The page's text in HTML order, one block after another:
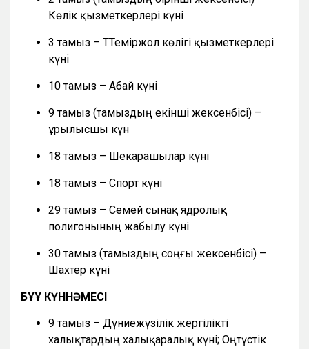
Көлік қызметкерлері күні
3 тамыз – ТТеміржол көлігі қызметкерлері
күні
10 тамыз – Абай күні
9 тамыз (тамыздың екінші жексенбісі) –
Құрылысшы күн
18 тамыз – Шекарашылар күні
18 тамыз – Спорт күні
29 тамыз – Семей сынақ ядролық
полигонының жабылу күні
30 тамыз (тамыздың соңғы жексенбісі) –
Шахтер күні
БҰҰ КҮННӘМЕСІ
9 тамыз – Дүниежүзілік жергілікті
халықтардың халықаралық күні; Оңтүстік